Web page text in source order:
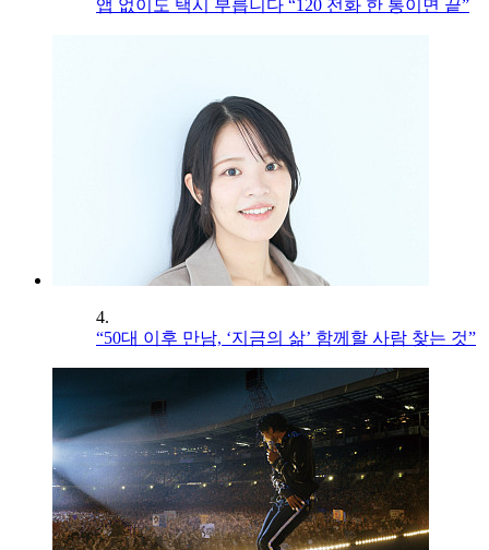
앱 없이도 택시 부릅니다 “120 전화 한 통이면 끝”
4.
“50대 이후 만남, ‘지금의 삶’ 함께할 사람 찾는 것”